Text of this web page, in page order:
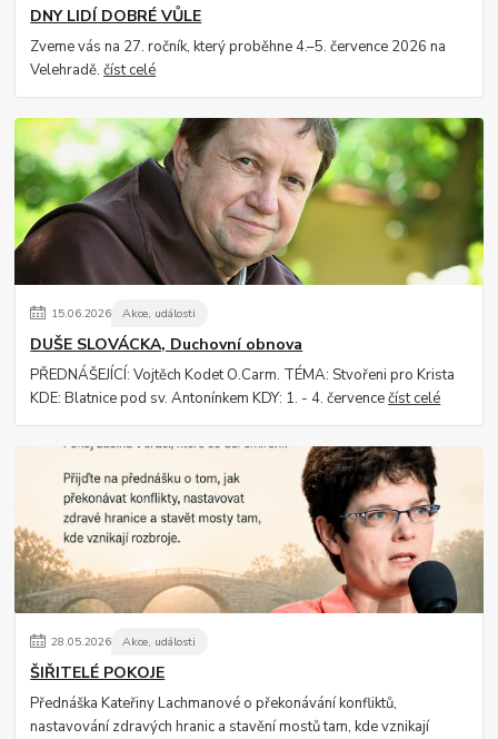
DNY LIDÍ DOBRÉ VŮLE
Zveme vás na 27. ročník, který proběhne 4.–5. července 2026 na
Velehradě.číst celé
15.06.2026 Akce, události
DUŠE SLOVÁCKA, Duchovní obnova
PŘEDNÁŠEJÍCÍ: Vojtěch Kodet O.Carm. TÉMA: Stvořeni pro Krista
KDE: Blatnice pod sv. Antonínkem KDY: 1. - 4. červencečíst celé
28.05.2026 Akce, události
ŠIŘITELÉ POKOJE
Přednáška Kateřiny Lachmanové o překonávání konfliktů,
nastavování zdravých hranic a stavění mostů tam, kde vznikají